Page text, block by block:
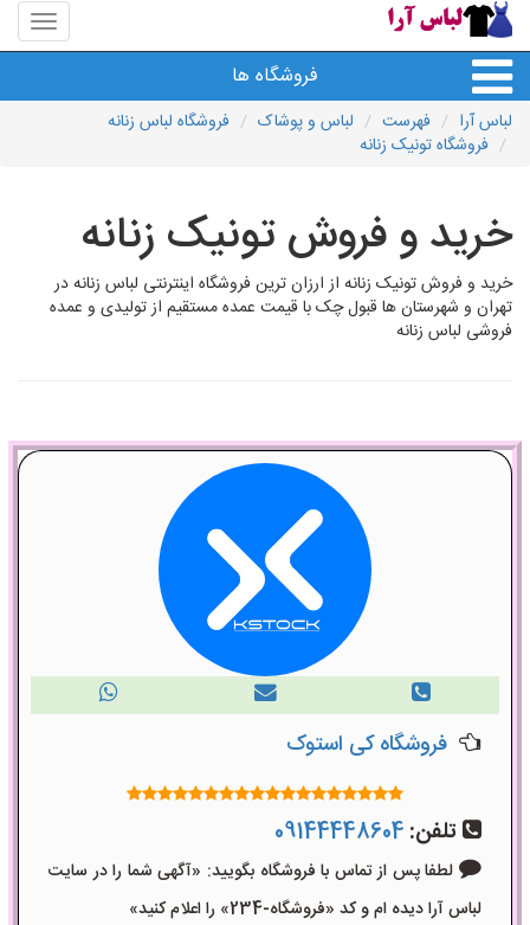
منوی
سایت
آرا
فروشگاه ها
لباس آرا فهرست لباس و پوشاک
فروشگاه لباس زنانه
فروشگاه تونیک زنانه
خرید و فروش تونیک زنانه
خرید و فروش تونیک زنانه از ارزان ترین فروشگاه اینترنتی لباس زنانه در
تهران و شهرستان ها قبول چک با قیمت عمده مستقیم از تولیدی و عمده
فروشی لباس زنانه
فروشگاه کی استوک
تلفن: 09144448604
لطفا پس از تماس با فروشگاه بگویید: «آگهی شما را در سایت
لباس آرا دیده ام و کد «فروشگاه-234» را اعلام کنید»